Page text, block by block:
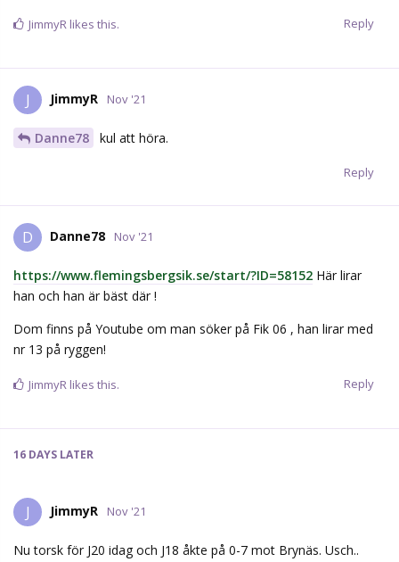
Reply
JimmyR likes this.
J JimmyR Nov '21
Danne78 kul att höra.
Reply
D Danne78 Nov '21
https://www.flemingsbergsik.se/start/?ID=58152 Här lirar
han och han är bäst där !
Dom finns på Youtube om man söker på Fik 06 , han lirar med
nr 13 på ryggen!
Reply
JimmyR likes this.
16 DAYS LATER
J JimmyR Nov '21
Nu torsk för J20 idag och J18 åkte på 0-7 mot Brynäs. Usch..